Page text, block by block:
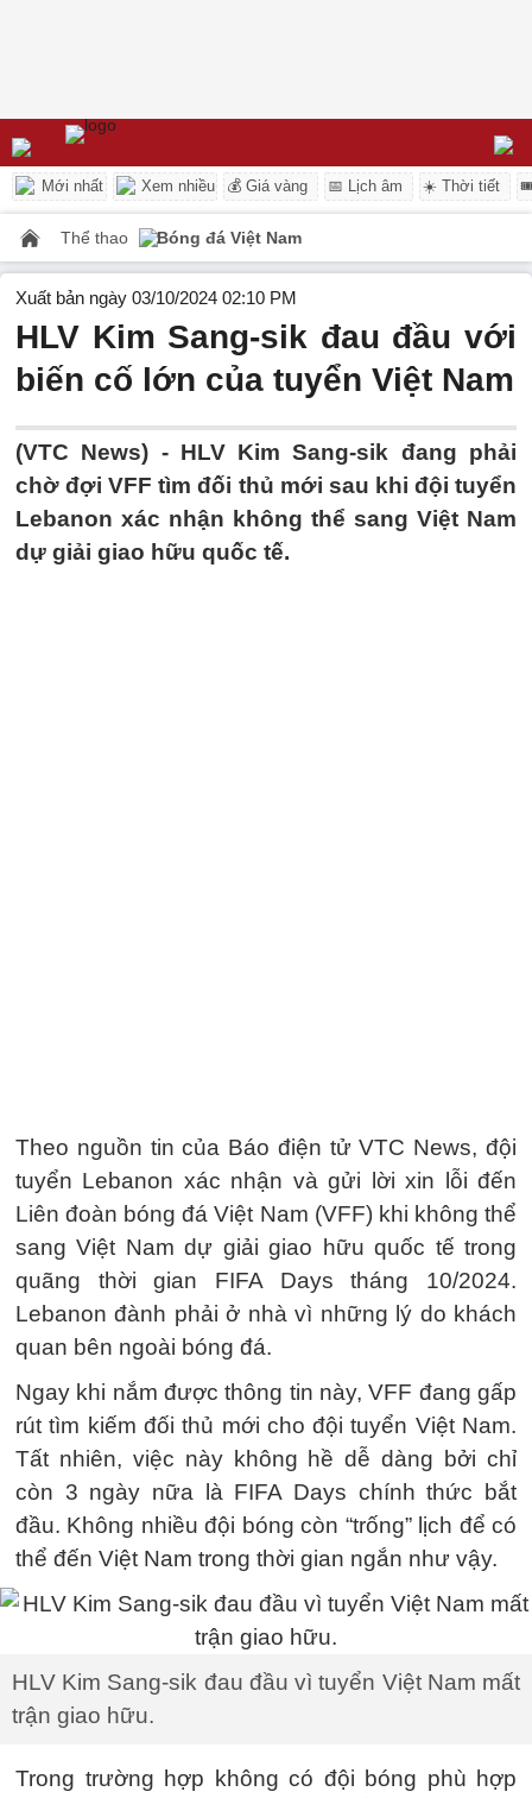
Mới nhất Xem nhiều 💰 Giá vàng 📅 Lịch âm ☀️ Thời tiết
Thể thao Bóng đá Việt Nam
Xuất bản ngày 03/10/2024 02:10 PM
HLV Kim Sang-sik đau đầu với
biến cố lớn của tuyển Việt Nam
(VTC News) - HLV Kim Sang-sik đang phải
chờ đợi VFF tìm đối thủ mới sau khi đội tuyển
Lebanon xác nhận không thể sang Việt Nam
dự giải giao hữu quốc tế.
Theo nguồn tin của Báo điện tử VTC News, đội
tuyển Lebanon xác nhận và gửi lời xin lỗi đến
Liên đoàn bóng đá Việt Nam (VFF) khi không thể
sang Việt Nam dự giải giao hữu quốc tế trong
quãng thời gian FIFA Days tháng 10/2024.
Lebanon đành phải ở nhà vì những lý do khách
quan bên ngoài bóng đá.
Ngay khi nắm được thông tin này, VFF đang gấp
rút tìm kiếm đối thủ mới cho đội tuyển Việt Nam.
Tất nhiên, việc này không hề dễ dàng bởi chỉ
còn 3 ngày nữa là FIFA Days chính thức bắt
đầu. Không nhiều đội bóng còn “trống” lịch để có
thể đến Việt Nam trong thời gian ngắn như vậy.
HLV Kim Sang-sik đau đầu vì tuyển Việt Nam mất
trận giao hữu.
Trong trường hợp không có đội bóng phù hợp